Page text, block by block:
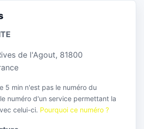
de l'Agout, 81800
5 min n'est pas le numéro du
numéro d'un service permettant la
celui-ci. Pourquoi ce numéro ?